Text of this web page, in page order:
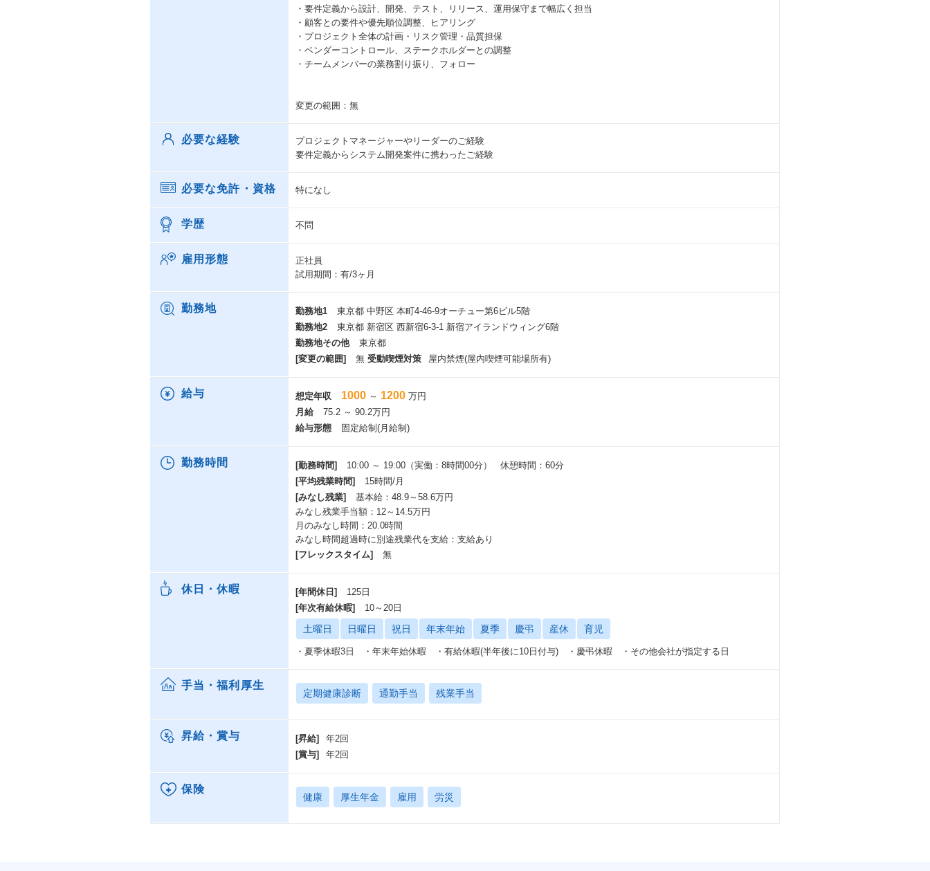
・要件定義から設計、開発、テスト、リリース、運用保守まで幅広く担当
・顧客との要件や優先順位調整、ヒアリング
・プロジェクト全体の計画・リスク管理・品質担保
・ベンダーコントロール、ステークホルダーとの調整
・チームメンバーの業務割り振り、フォロー
変更の範囲：無
必要な経験
プロジェクトマネージャーやリーダーのご経験
要件定義からシステム開発案件に携わったご経験
必要な免許・資格 特になし
学歴 不問
雇用形態
正社員
試用期間：有/3ヶ月
勤務地 勤務地1
東京都 中野区 本町4-46-9オーチュー第6ビル5階
勤務地2
東京都 新宿区 西新宿6-3-1 新宿アイランドウィング6階
勤務地その他
東京都
[変更の範囲]
無 受動喫煙対策 屋内禁煙(屋内喫煙可能場所有)
給与 想定年収 1000 ～ 1200 万円
月給
75.2 ～ 90.2万円
給与形態
固定給制(月給制)
勤務時間 [勤務時間]
10:00 ～ 19:00（実働：8時間00分） 休憩時間：60分
[平均残業時間]
15時間/月
[みなし残業]
基本給：48.9～58.6万円
みなし残業手当額：12～14.5万円
月のみなし時間：20.0時間
みなし時間超過時に別途残業代を支給：支給あり
[フレックスタイム]
無
休日・休暇 [年間休日]
125日
[年次有給休暇]
10～20日
土曜日 日曜日 祝日 年末年始 夏季 慶弔 産休 育児
・夏季休暇3日 ・年末年始休暇 ・有給休暇(半年後に10日付与) ・慶弔休暇 ・その他会社が指定する日
手当・福利厚生
定期健康診断 通勤手当 残業手当
昇給・賞与 [昇給]
年2回
[賞与]
年2回
保険
健康 厚生年金 雇用 労災